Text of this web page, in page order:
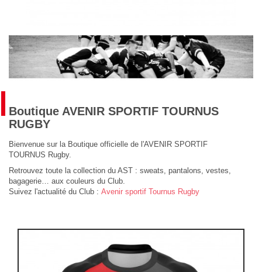
Boutique AVENIR SPORTIF TOURNUS
RUGBY
Bienvenue sur la Boutique officielle de l'AVENIR SPORTIF
TOURNUS Rugby.
Retrouvez toute la collection du AST : sweats, pantalons, vestes,
bagagerie… aux couleurs du Club.
Suivez l'actualité du Club : Avenir sportif Tournus Rugby